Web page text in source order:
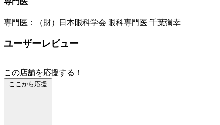
専門医：（財）日本眼科学会 眼科専門医 千葉彌幸
ユーザーレビュー
この店舗を応援する！
ここから応援